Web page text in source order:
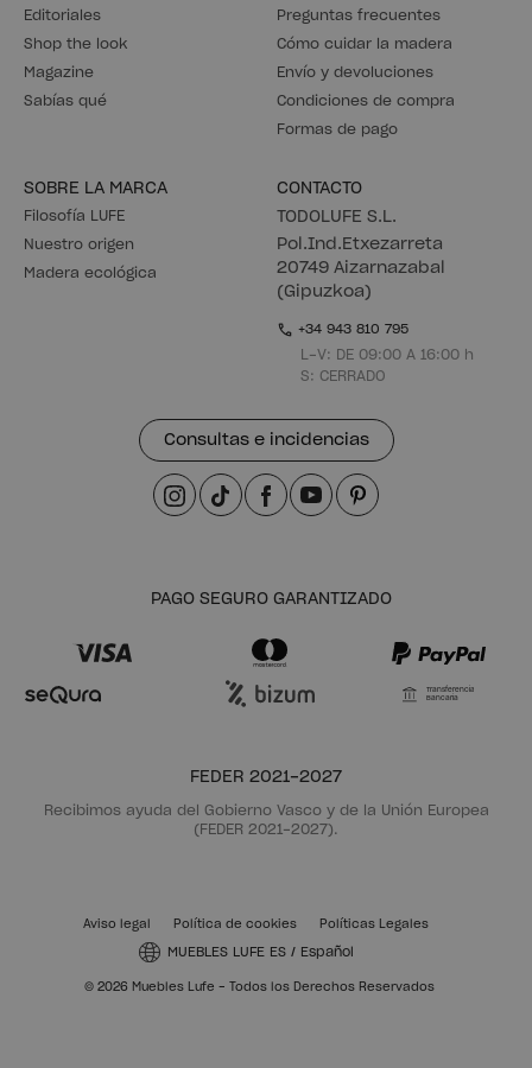
Editoriales
Shop the look
Magazine
Sabías qué
Preguntas frecuentes
Cómo cuidar la madera
Envío y devoluciones
Condiciones de compra
Formas de pago
SOBRE LA MARCA
Filosofía LUFE
Nuestro origen
Madera ecológica
CONTACTO
TODOLUFE S.L.
Pol.Ind.Etxezarreta
20749 Aizarnazabal
(Gipuzkoa)
+34 943 810 795
L-V: DE 09:00 A 16:00 h
S: CERRADO
Consultas e incidencias
PAGO SEGURO GARANTIZADO
Transferencia
Bancaria
FEDER 2021-2027
Recibimos ayuda del Gobierno Vasco y de la Unión Europea
(FEDER 2021-2027).
© 2026 Muebles Lufe - Todos los Derechos Reservados
Aviso legal Política de cookies Políticas Legales
MUEBLES LUFE ES / Español